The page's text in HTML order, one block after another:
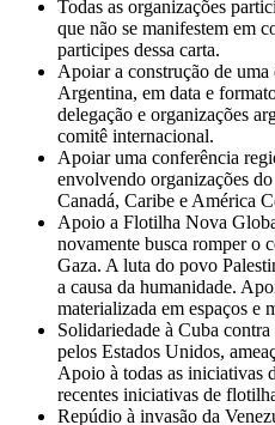
⁠Todas as organizações
que não se manifestem em
participes dessa carta.
⁠Apoiar a construção de
Argentina, em data e
delegação e organizações
comitê internacional.
Apoiar uma conferência
envolvendo organizações
Canadá, Caribe e América
Apoio a Flotilha Nova
novamente busca romper o
Gaza. A luta do povo
a causa da humanidade.
materializada em espaços e
⁠Solidariedade à Cuba
pelos Estados Unidos,
Apoio à todas as iniciativas
recentes iniciativas de
Repúdio à invasão da